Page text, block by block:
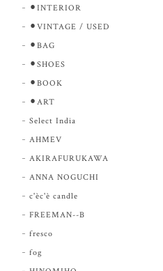
⚫︎INTERIOR
⚫︎VINTAGE / USED
⚫︎BAG
⚫︎SHOES
⚫︎BOOK
⚫︎ART
Select India
AHMEV
AKIRAFURUKAWA
ANNA NOGUCHI
c'èc'è candle
FREEMAN--B
fresco
fog